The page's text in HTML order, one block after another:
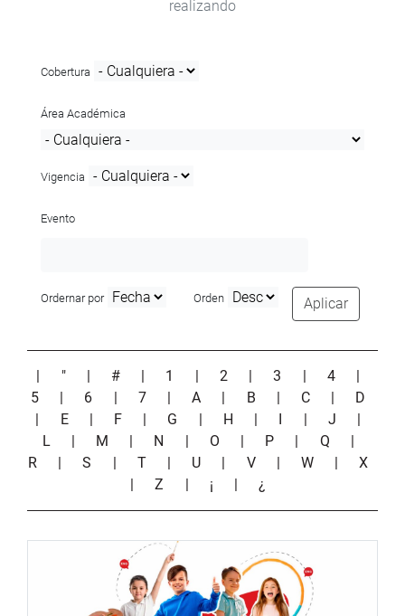
realizando
Cobertura
Área Académica
Vigencia
Evento
Ordernar por Orden Aplicar
| " | # | 1 | 2 |3 | 4
|
5
| 6 | 7 |A | B | C | D
| E | F | G | H | I | J
|
L
| M | N | O | P | Q
|
R
|S | T | U | V |W |X
|Z | ¡ |¿